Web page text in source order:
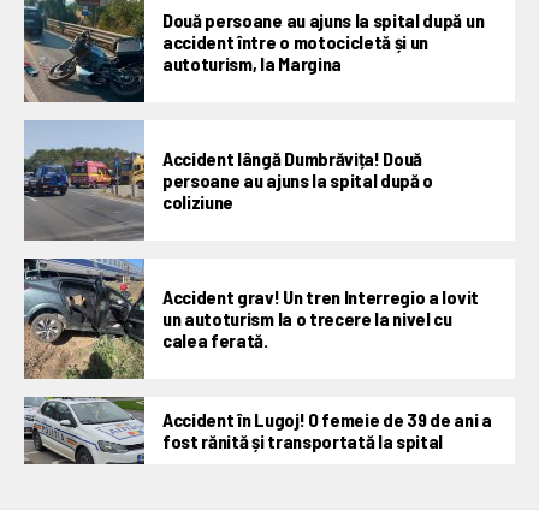
Două persoane au ajuns la spital după un
accident între o motocicletă și un
autoturism, la Margina
Accident lângă Dumbrăvița! Două
persoane au ajuns la spital după o
coliziune
Accident grav! Un tren Interregio a lovit
un autoturism la o trecere la nivel cu
calea ferată.
Accident în Lugoj! O femeie de 39 de ani a
fost rănită și transportată la spital